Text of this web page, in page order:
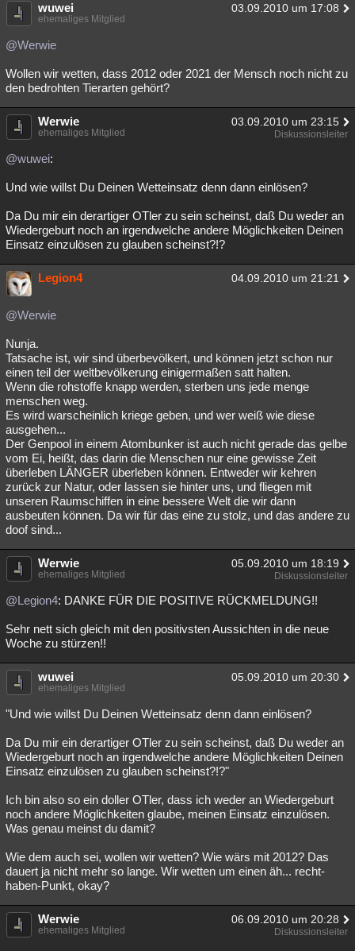
wuwei 03.09.2010 um 17:08
ehemaliges Mitglied
@Werwie
Wollen wir wetten, dass 2012 oder 2021 der Mensch noch nicht zu
den bedrohten Tierarten gehört?
Werwie 03.09.2010 um 23:15
ehemaliges Mitglied Diskussionsleiter
@wuwei:
Und wie willst Du Deinen Wetteinsatz denn dann einlösen?
Da Du mir ein derartiger OTler zu sein scheinst, daß Du weder an
Wiedergeburt noch an irgendwelche andere Möglichkeiten Deinen
Einsatz einzulösen zu glauben scheinst?!?
Legion4 04.09.2010 um 21:21
@Werwie
Nunja.
Tatsache ist, wir sind überbevölkert, und können jetzt schon nur
einen teil der weltbevölkerung einigermaßen satt halten.
Wenn die rohstoffe knapp werden, sterben uns jede menge
menschen weg.
Es wird warscheinlich kriege geben, und wer weiß wie diese
ausgehen...
Der Genpool in einem Atombunker ist auch nicht gerade das gelbe
vom Ei, heißt, das darin die Menschen nur eine gewisse Zeit
überleben LÄNGER überleben können. Entweder wir kehren
zurück zur Natur, oder lassen sie hinter uns, und fliegen mit
unseren Raumschiffen in eine bessere Welt die wir dann
ausbeuten können. Da wir für das eine zu stolz, und das andere zu
doof sind...
Werwie 05.09.2010 um 18:19
ehemaliges Mitglied Diskussionsleiter
@Legion4: DANKE FÜR DIE POSITIVE RÜCKMELDUNG!!
Sehr nett sich gleich mit den positivsten Aussichten in die neue
Woche zu stürzen!!
wuwei 05.09.2010 um 20:30
ehemaliges Mitglied
"Und wie willst Du Deinen Wetteinsatz denn dann einlösen?
Da Du mir ein derartiger OTler zu sein scheinst, daß Du weder an
Wiedergeburt noch an irgendwelche andere Möglichkeiten Deinen
Einsatz einzulösen zu glauben scheinst?!?"
Ich bin also so ein doller OTler, dass ich weder an Wiedergeburt
noch andere Möglichkeiten glaube, meinen Einsatz einzulösen.
Was genau meinst du damit?
Wie dem auch sei, wollen wir wetten? Wie wärs mit 2012? Das
dauert ja nicht mehr so lange. Wir wetten um einen äh... recht-
haben-Punkt, okay?
Werwie 06.09.2010 um 20:28
ehemaliges Mitglied Diskussionsleiter